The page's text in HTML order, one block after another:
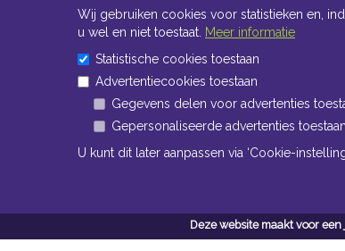
Deze website maakt voor
Wij gebruiken cookies voor statistieken en,
u wel en niet toestaat. Meer informatie
Statistische cookies toestaan
Advertentiecookies toestaan
Gegevens delen voor advertenties
Gepersonaliseerde advertenties toestaan
U kunt dit later aanpassen via ‘Cookie-